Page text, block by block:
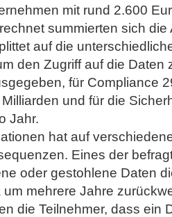
mit rund 2.600
summierten sich
auf die
den Zugriff auf die Daten
für Compliance
und für die
Jahr.
hat auf
Eines der
oder gestohlene Daten
mehrere Jahre
die Teilnehmer, dass ein